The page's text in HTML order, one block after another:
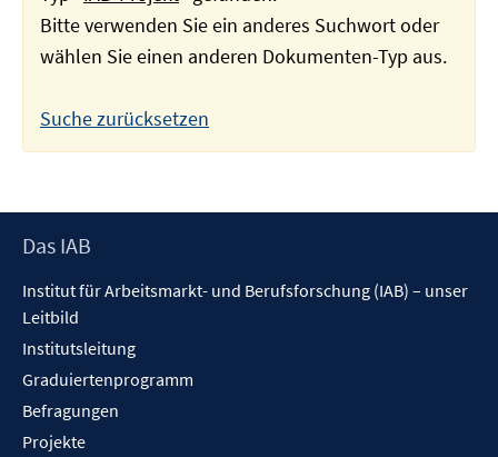
Bitte verwenden Sie ein anderes Suchwort oder
wählen Sie einen anderen Dokumenten-Typ aus.
Suche zurücksetzen
Footer
Das IAB
Institut für Arbeitsmarkt- und Berufsforschung (IAB) – unser
Leitbild
Institutsleitung
Graduiertenprogramm
Befragungen
Projekte